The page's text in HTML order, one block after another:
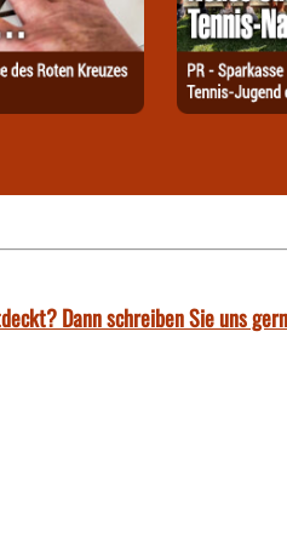
Dann schreiben Sie uns